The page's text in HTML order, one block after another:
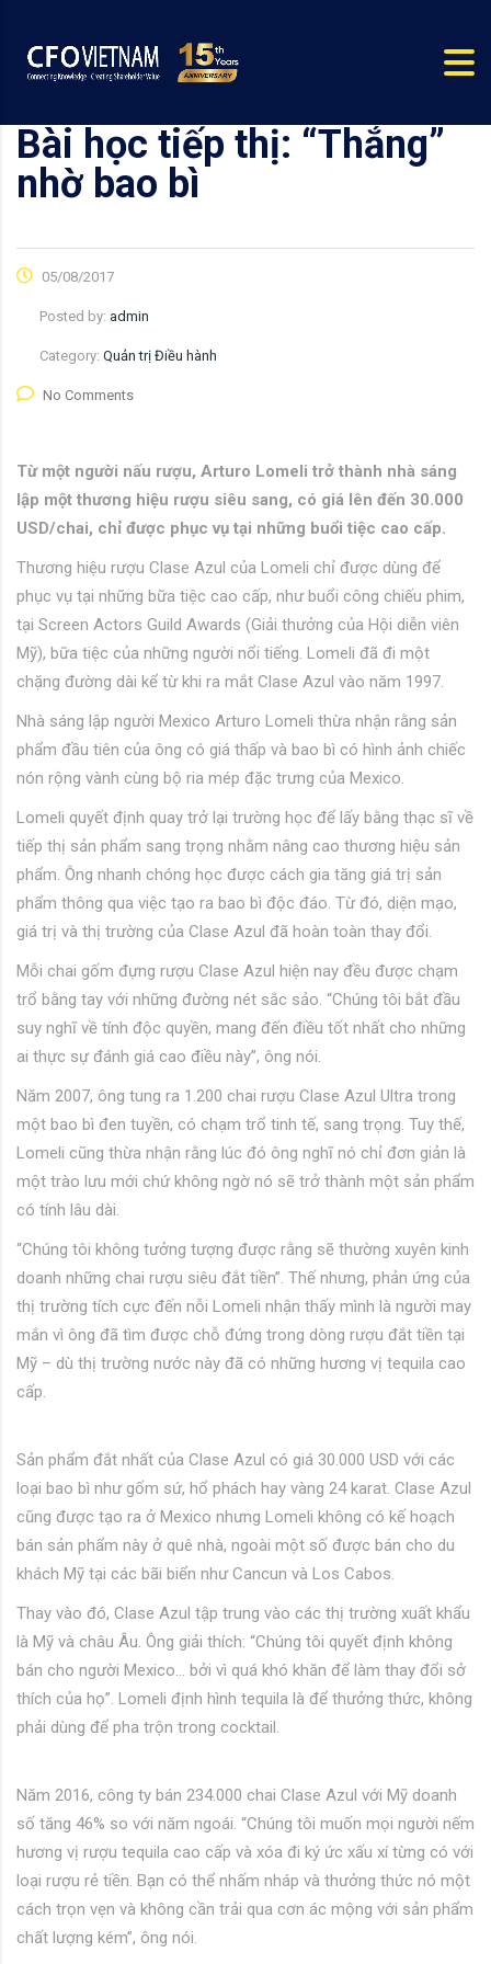
Bài học tiếp thị: “Thắng”
nhờ bao bì
05/08/2017
Posted by: admin
Category: Quản trị Điều hành
No Comments
Từ một người nấu rượu, Arturo Lomeli trở thành nhà sáng
lập một thương hiệu rượu siêu sang, có giá lên đến 30.000
USD/chai, chỉ được phục vụ tại những buổi tiệc cao cấp.
Thương hiệu rượu Clase Azul của Lomeli chỉ được dùng để
phục vụ tại những bữa tiệc cao cấp, như buổi công chiếu phim,
tại Screen Actors Guild Awards (Giải thưởng của Hội diễn viên
Mỹ), bữa tiệc của những người nổi tiếng. Lomeli đã đi một
chặng đường dài kể từ khi ra mắt Clase Azul vào năm 1997.
Nhà sáng lập người Mexico Arturo Lomeli thừa nhận rằng sản
phẩm đầu tiên của ông có giá thấp và bao bì có hình ảnh chiếc
nón rộng vành cùng bộ ria mép đặc trưng của Mexico.
Lomeli quyết định quay trở lại trường học để lấy bằng thạc sĩ về
tiếp thị sản phẩm sang trọng nhằm nâng cao thương hiệu sản
phẩm. Ông nhanh chóng học được cách gia tăng giá trị sản
phẩm thông qua việc tạo ra bao bì độc đáo. Từ đó, diện mạo,
giá trị và thị trường của Clase Azul đã hoàn toàn thay đổi.
Mỗi chai gốm đựng rượu Clase Azul hiện nay đều được chạm
trổ bằng tay với những đường nét sắc sảo. “Chúng tôi bắt đầu
suy nghĩ về tính độc quyền, mang đến điều tốt nhất cho những
ai thực sự đánh giá cao điều này”, ông nói.
Năm 2007, ông tung ra 1.200 chai rượu Clase Azul Ultra trong
một bao bì đen tuyền, có chạm trổ tinh tế, sang trọng. Tuy thế,
Lomeli cũng thừa nhận rằng lúc đó ông nghĩ nó chỉ đơn giản là
một trào lưu mới chứ không ngờ nó sẽ trở thành một sản phẩm
có tính lâu dài.
“Chúng tôi không tưởng tượng được rằng sẽ thường xuyên kinh
doanh những chai rượu siêu đắt tiền”. Thế nhưng, phản ứng của
thị trường tích cực đến nỗi Lomeli nhận thấy mình là người may
mắn vì ông đã tìm được chỗ đứng trong dòng rượu đắt tiền tại
Mỹ – dù thị trường nước này đã có những hương vị tequila cao
cấp.
Sản phẩm đắt nhất của Clase Azul có giá 30.000 USD với các
loại bao bì như gốm sứ, hổ phách hay vàng 24 karat. Clase Azul
cũng được tạo ra ở Mexico nhưng Lomeli không có kế hoạch
bán sản phẩm này ở quê nhà, ngoài một số được bán cho du
khách Mỹ tại các bãi biển như Cancun và Los Cabos.
Thay vào đó, Clase Azul tập trung vào các thị trường xuất khẩu
là Mỹ và châu Âu. Ông giải thích: “Chúng tôi quyết định không
bán cho người Mexico… bởi vì quá khó khăn để làm thay đổi sở
thích của họ”. Lomeli định hình tequila là để thưởng thức, không
phải dùng để pha trộn trong cocktail.
Năm 2016, công ty bán 234.000 chai Clase Azul với Mỹ doanh
số tăng 46% so với năm ngoái. “Chúng tôi muốn mọi người nếm
hương vị rượu tequila cao cấp và xóa đi ký ức xấu xí từng có với
loại rượu rẻ tiền. Bạn có thể nhấm nháp và thưởng thức nó một
cách trọn vẹn và không cần trải qua cơn ác mộng với sản phẩm
chất lượng kém”, ông nói.